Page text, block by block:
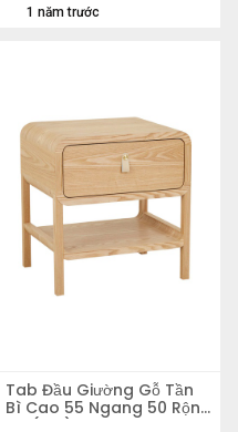
1 năm trước
Tab Đầu Giường Gỗ Tần
Bì Cao 55 Ngang 50 Rộng
40 (cm)